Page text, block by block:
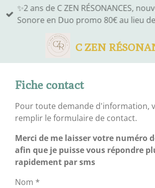
Passer
C ZEN
✨2 ans de C ZEN RÉSONANCES,
Sonore en Duo promo 80€ au lieu
Fiche contact
Pour toute demande d'information,
remplir le formulaire de contact.
Merci de me laisser votre numéro
afin que je puisse vous répondre
rapidement par sms
Nom *